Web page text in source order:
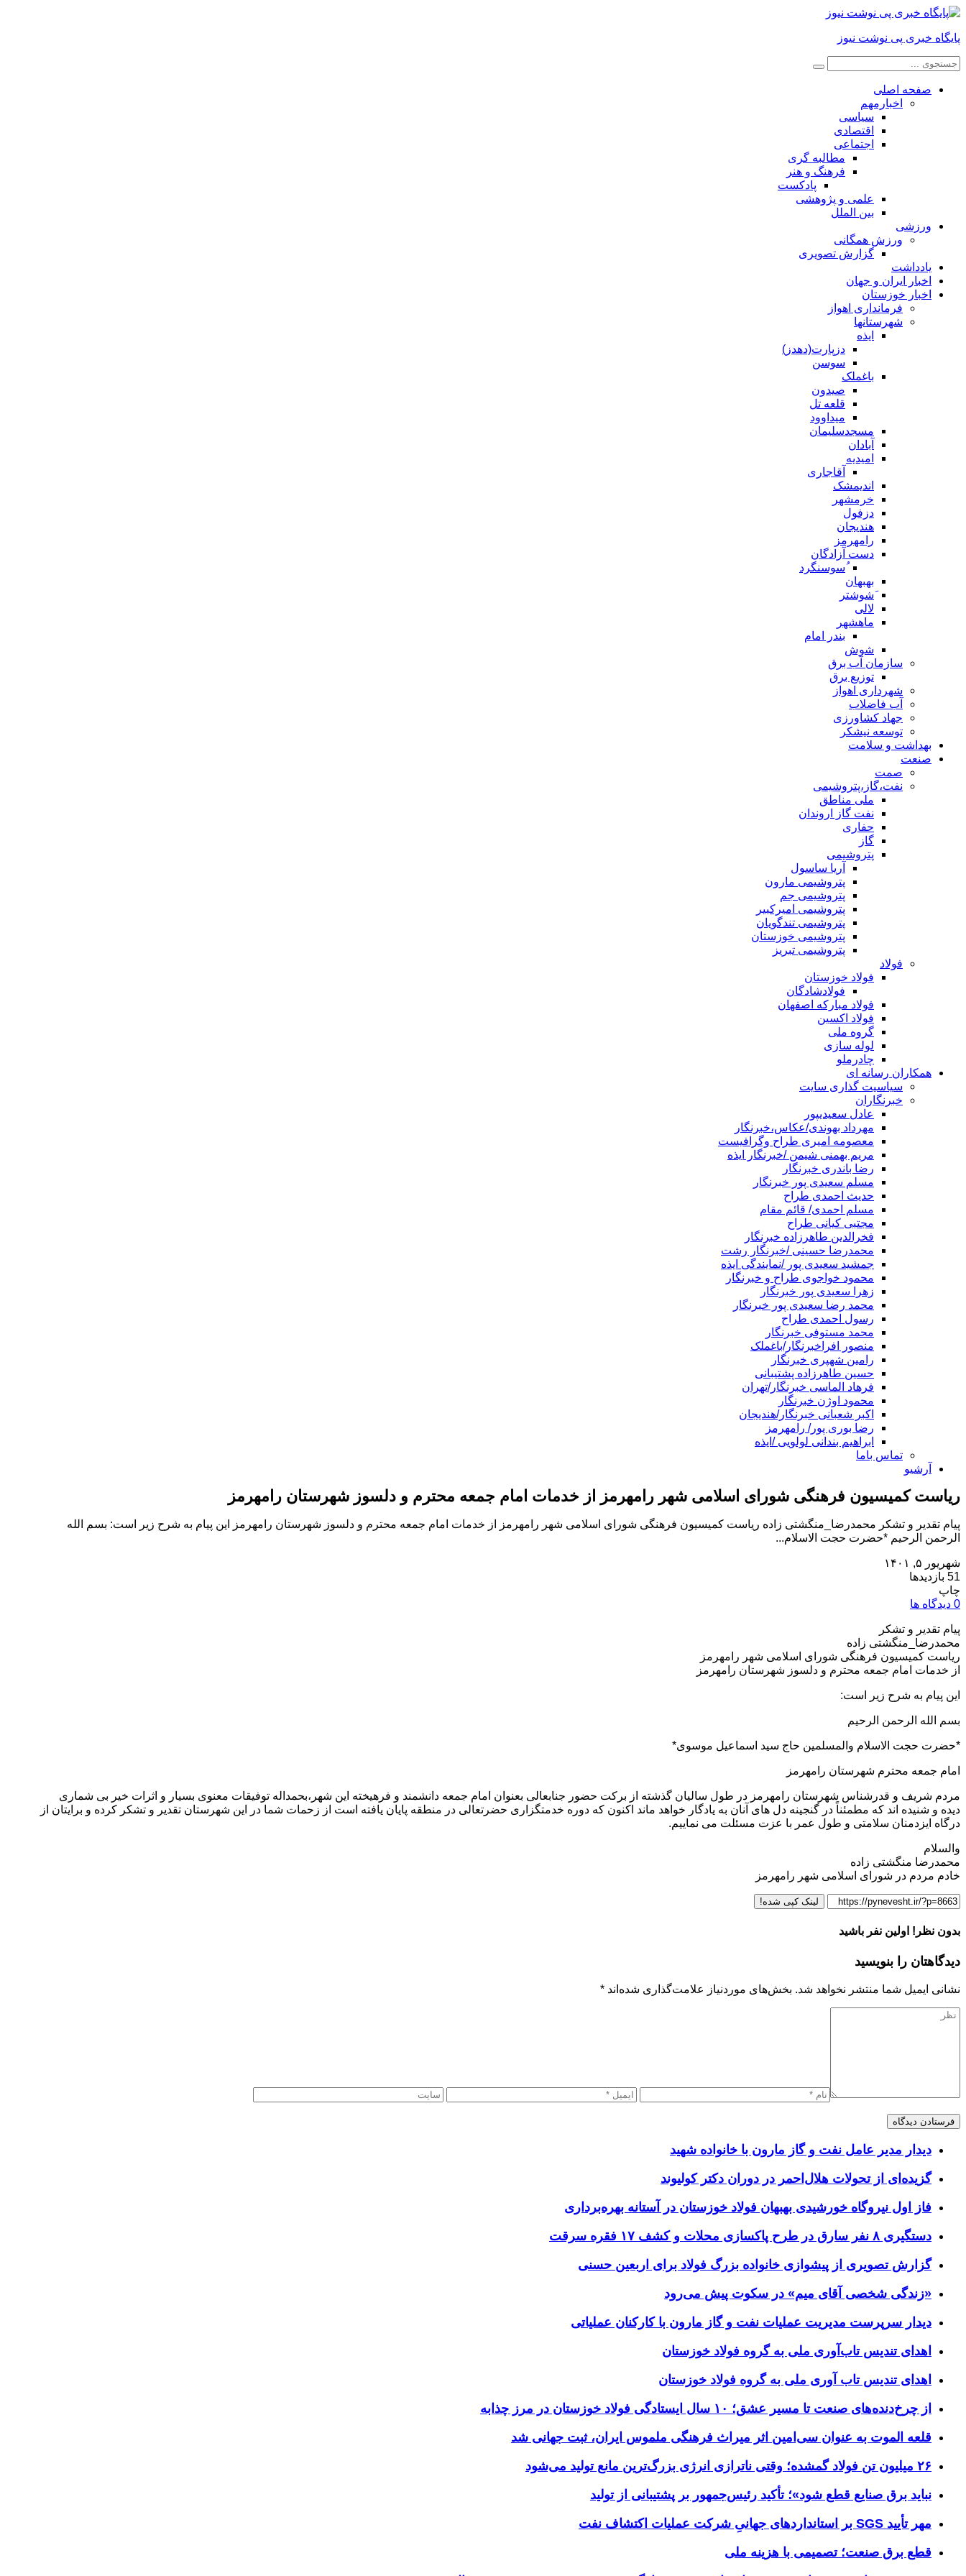
پایگاه خبری پی نوشت نیوز
صفحه اصلی
اخبارمهم
سیاسی
اقتصادی
اجتماعی
مطالبه گری
فرهنگ و هنر
پادکست
علمی و پژوهشی
بین الملل
ورزشی
ورزش همگانی
گزارش تصویری
یادداشت
اخبار ایران و جهان
اخبار خوزستان
فرمانداری اهواز
شهرستانها
ایذه
دزپارت(دهدز)
سوسن
باغملک
صیدون
قلعه تل
میداوود
مسجدسلیمان
آبادان
امیدیه
آقاجاری
اندیمشک
خرمشهر
دزفول
هندیجان
رامهرمز
دست آزادگان
ُسوسنگرد
بهبهان
َشوشتر
لالی
ماهشهر
بندر امام
شوش
سازمان آب برق
توزیع برق
شهرداری اهواز
آب فاضلاب
جهاد کشاورزی
توسعه نیشکر
بهداشت و سلامت
صنعت
صمت
نفت،گاز،پتروشیمی
ملی مناطق
نفت گاز اروندان
حفاری
گاز
پتروشیمی
آریا ساسول
پتروشیمی مارون
پتروشیمی جم
پتروشیمی امیرکبیر
پتروشیمی تندگویان
پتروشیمی خوزستان
پتروشیمی تبریز
فولاد
فولاد خوزستان
فولادشادگان
فولاد مبارکه اصفهان
فولاد اکسین
گروه ملی
لوله سازی
چادرملو
همکاران رسانه ای
سیاسیت گذاری سایت
خبرنگاران
عادل سعیدیپور
مهرداد بهوندی/عکاس،خبرنگار
معصومه امیری طراح وگرافیست
مریم بهمنی شیمن /خبرنگار ایذه
رضا باندری خبرنگار
مسلم سعیدی پور خبرنگار
حدیث احمدی طراح
مسلم احمدی/ قائم مقام
مجتبی کیانی طراح
فخرالدین طاهرزاده خبرنگار
محمدرضا حسینی /خبرنگار رشت
جمشید سعیدی پور /نمایندگی ایذه
محمود خواجوی طراح و خبرنگار
زهرا سعیدی پور خبرنگار
محمد رضا سعیدی پور خبرنگار
رسول احمدی طراح
محمد مستوفی خبرنگار
منصور افراخبرنگار/باغملک
رامین شهپری خبرنگار
حسین طاهرزاده پشتیبانی
فرهاد الماسی خبرنگار/تهران
محمود اوژن خبرنگار
اکبر شعبانی خبرنگار/هندیجان
رضا بوری پور/ رامهرمز
ابراهیم بندانی لولویی /ایذه
تماس باما
آرشیو
ریاست کمیسیون فرهنگی شورای اسلامی شهر رامهرمز از خدمات امام جمعه محترم و دلسوز شهرستان رامهرمز
پیام تقدیر و تشکر محمدرضا_منگشتی زاده ریاست کمیسیون فرهنگی شورای اسلامی شهر رامهرمز از خدمات امام جمعه محترم و دلسوز شهرستان رامهرمز این پیام به شرح زیر است: بسم الله
الرحمن الرحیم *حضرت حجت الاسلام...
شهریور ۵, ۱۴۰۱
51 بازدیدها
چاپ
0 دیدگاه ها
پیام تقدیر و تشکر
محمدرضا_منگشتی زاده
ریاست کمیسیون فرهنگی شورای اسلامی شهر رامهرمز
از خدمات امام جمعه محترم و دلسوز شهرستان رامهرمز
این پیام به شرح زیر است:
بسم الله الرحمن الرحیم
*حضرت حجت الاسلام والمسلمین حاج سید اسماعیل موسوی*
امام جمعه محترم شهرستان رامهرمز
مردم شریف و قدرشناس شهرستان رامهرمز در طول سالیان گذشته از برکت حضور جنابعالی بعنوان امام جمعه دانشمند و فرهیخته این شهر،بحمداله توفیقات معنوی بسیار و اثرات خیر بی شماری
دیده و شنیده اند که مطمئناً در گنجینه دل های آنان به یادگار خواهد ماند اکنون که دوره خدمتگزاری حضرتعالی در منطقه پایان یافته است از زحمات شما در این شهرستان تقدیر و تشکر کرده و برایتان از
درگاه ایزدمنان سلامتی و طول عمر با عزت مسئلت می نماییم.
والسلام
محمدرضا منگشتی زاده
خادم مردم در شورای اسلامی شهر رامهرمز
لینک کپی شده!
بدون نظر! اولین نفر باشید
دیدگاهتان را بنویسید
نشانی ایمیل شما منتشر نخواهد شد. بخش‌های موردنیاز علامت‌گذاری شده‌اند *
دیدار مدیر عامل نفت و گاز مارون با خانواده شهید
گزیده‌ای از تحولات هلال‌احمر در دوران دکتر کولیوند
فاز اول نیروگاه خورشیدی بهبهان فولاد خوزستان در آستانه بهره‌برداری
دستگیری ۸ نفر سارق در طرح پاکسازی محلات و کشف ۱۷ فقره سرقت
گزارش تصویری از پیشوازی خانواده بزرگ فولاد برای اربعین حسنی
«زندگی شخصی آقای میم» در سکوت پیش می‌رود
دیدار سرپرست مدیریت عملیات نفت و گاز مارون با کارکنان عملیاتی
اهدای تندیس تاب‌آوری ملی به گروه فولاد خوزستان
اهدای تندیس تاب آوری ملی به گروه فولاد خوزستان
از چرخ‌دنده‌های صنعت تا مسیر عشق؛ ۱۰ سال ایستادگی فولاد خوزستان در مرز چذابه
قلعه الموت به عنوان سی‌امین اثر میراث‌ فرهنگی ملموس ایران، ثبت جهانی شد
۲۶ میلیون تن فولاد گمشده؛ وقتی ناترازی انرژی بزرگ‌ترین مانع تولید می‌شود
نباید برق صنایع قطع شود»؛ تأکید رئیس‌جمهور بر پشتیبانی از تولید
مهر تأیید SGS بر استانداردهای جهانیِ شرکت عملیات اکتشاف نفت
قطع برق صنعت؛ تصمیمی با هزینه ملی